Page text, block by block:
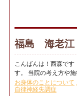
福島 海老
こんばんは！西森です
す。 当院の考え方や
お身体のことについて
自律神経失調症